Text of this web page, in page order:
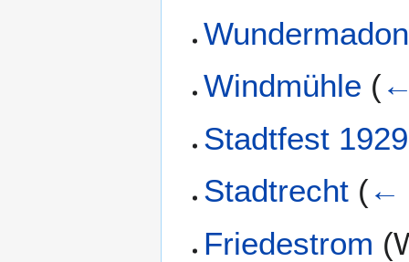
Windmühle (
Stadtfest 1929
Stadtrecht (←
Friedestrom